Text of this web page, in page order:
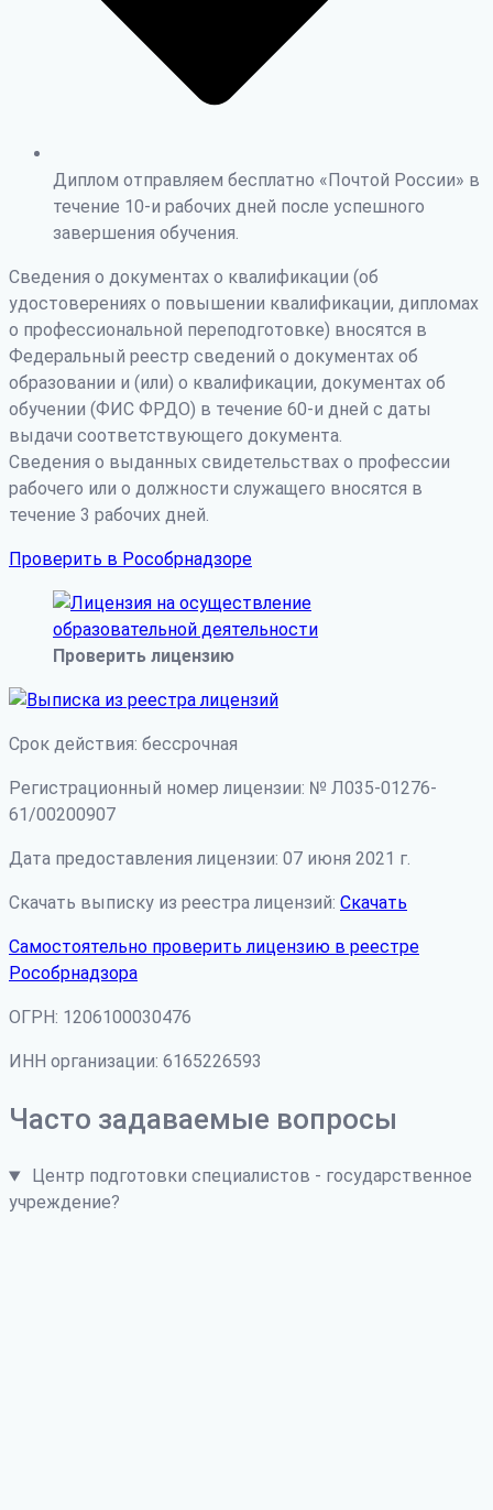
Диплом отправляем бесплатно «Почтой России» в
течение 10-и рабочих дней после успешного
завершения обучения.
Сведения о документах о квалификации (об
удостоверениях о повышении квалификации, дипломах
о профессиональной переподготовке) вносятся в
Федеральный реестр сведений о документах об
образовании и (или) о квалификации, документах об
обучении (ФИС ФРДО) в течение 60-и дней с даты
выдачи соответствующего документа.
Сведения о выданных свидетельствах о профессии
рабочего или о должности служащего вносятся в
течение 3 рабочих дней.
Проверить в Рособрнадзоре
Проверить лицензию
Срок действия: бессрочная
Регистрационный номер лицензии: № Л035-01276-
61/00200907
Дата предоставления лицензии: 07 июня 2021 г.
Скачать выписку из реестра лицензий: Скачать
Самостоятельно проверить лицензию в реестре
Рособрнадзора
ОГРН: 1206100030476
ИНН организации: 6165226593
Часто задаваемые вопросы
Центр подготовки специалистов - государственное
учреждение?